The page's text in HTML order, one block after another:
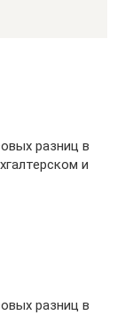
разниц в
и
разниц в